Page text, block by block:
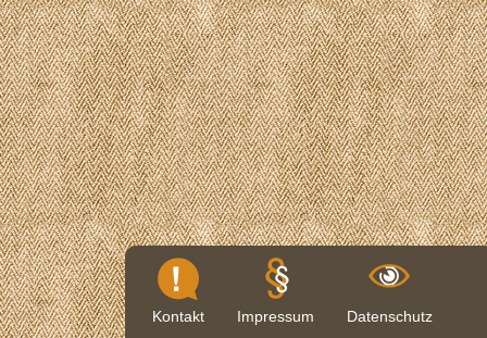
Kontakt Impressum Datenschutz